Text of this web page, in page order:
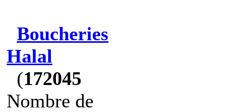
Boucheries
Halal
(172045
Nombre de